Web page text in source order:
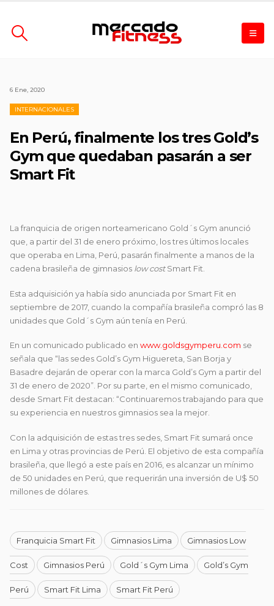
6 Ene, 2020
INTERNACIONALES
En Perú, finalmente los tres Gold’s
Gym que quedaban pasarán a ser
Smart Fit
La franquicia de origen norteamericano Gold´s Gym anunció
que, a partir del 31 de enero próximo, los tres últimos locales
que operaba en Lima, Perú, pasarán finalmente a manos de la
cadena brasileña de gimnasios low costSmart Fit.
Esta adquisición ya había sido anunciada por Smart Fit en
septiembre de 2017, cuando la compañía brasileña compró las 8
unidades que Gold´s Gym aún tenía en Perú.
En un comunicado publicado en www.goldsgymperu.com se
señala que “las sedes Gold’s Gym Higuereta, San Borja y
Basadre dejarán de operar con la marca Gold’s Gym a partir del
31 de enero de 2020”. Por su parte, en el mismo comunicado,
desde Smart Fit destacan: “Continuaremos trabajando para que
su experiencia en nuestros gimnasios sea la mejor.
Con la adquisición de estas tres sedes, Smart Fit sumará once
en Lima y otras provincias de Perú. El objetivo de esta compañía
brasileña, que llegó a este país en 2016, es alcanzar un mínimo
de 50 unidades en Perú, que requerirán una inversión de U$ 50
millones de dólares.
Franquicia Smart Fit Gimnasios Lima Gimnasios Low
Cost Gimnasios Perú Gold´s Gym Lima Gold’s Gym
Perú Smart Fit Lima Smart Fit Perú